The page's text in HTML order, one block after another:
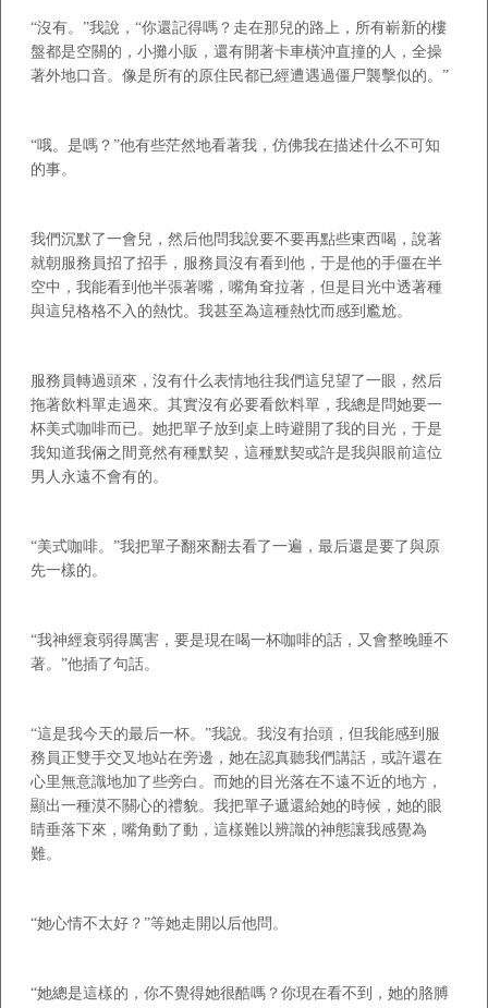
“沒有。”我說，“你還記得嗎？走在那兒的路上，所有嶄新的樓
盤都是空關的，小攤小販，還有開著卡車橫沖直撞的人，全操
著外地口音。像是所有的原住民都已經遭遇過僵尸襲擊似的。”
“哦。是嗎？”他有些茫然地看著我，仿佛我在描述什么不可知
的事。
我們沉默了一會兒，然后他問我說要不要再點些東西喝，說著
就朝服務員招了招手，服務員沒有看到他，于是他的手僵在半
空中，我能看到他半張著嘴，嘴角耷拉著，但是目光中透著種
與這兒格格不入的熱忱。我甚至為這種熱忱而感到尷尬。
服務員轉過頭來，沒有什么表情地往我們這兒望了一眼，然后
拖著飲料單走過來。其實沒有必要看飲料單，我總是問她要一
杯美式咖啡而已。她把單子放到桌上時避開了我的目光，于是
我知道我倆之間竟然有種默契，這種默契或許是我與眼前這位
男人永遠不會有的。
“美式咖啡。”我把單子翻來翻去看了一遍，最后還是要了與原
先一樣的。
“我神經衰弱得厲害，要是現在喝一杯咖啡的話，又會整晚睡不
著。”他插了句話。
“這是我今天的最后一杯。”我說。我沒有抬頭，但我能感到服
務員正雙手交叉地站在旁邊，她在認真聽我們講話，或許還在
心里無意識地加了些旁白。而她的目光落在不遠不近的地方，
顯出一種漠不關心的禮貌。我把單子遞還給她的時候，她的眼
睛垂落下來，嘴角動了動，這樣難以辨識的神態讓我感覺為
難。
“她心情不太好？”等她走開以后他問。
“她總是這樣的，你不覺得她很酷嗎？你現在看不到，她的胳膊